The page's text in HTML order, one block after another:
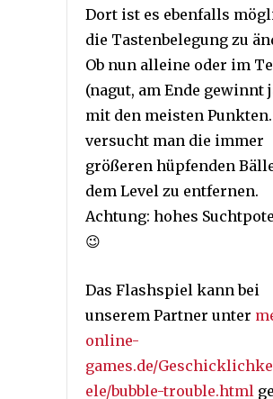
Dort ist es ebenfalls
die Tastenbelegung zu
Ob nun alleine oder im
(nagut, am Ende gewinnt
mit den meisten
versucht man die immer
größeren hüpfenden
dem Level zu entfernen.
Achtung: hohes
😉
Das Flashspiel kann bei
unserem Partner unter
online-
games.de/
ele/bubble-trouble.html